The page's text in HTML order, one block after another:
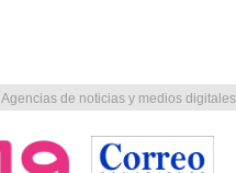
Agencias de noticias y medios digitales